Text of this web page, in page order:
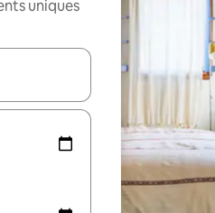
uniques
les flèches vers le haut et vers le